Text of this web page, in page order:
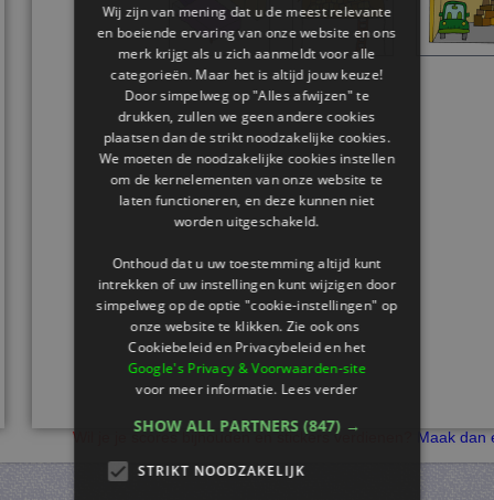
Wil je je scores bijhouden en stickers verdienen? Maak dan
Wij zijn van mening dat u de meest relevante
en boeiende ervaring van onze website en ons
merk krijgt als u zich aanmeldt voor alle
categorieën. Maar het is altijd jouw keuze!
Door simpelweg op "Alles afwijzen" te
drukken, zullen we geen andere cookies
plaatsen dan de strikt noodzakelijke cookies.
We moeten de noodzakelijke cookies instellen
om de kernelementen van onze website te
laten functioneren, en deze kunnen niet
worden uitgeschakeld.
Onthoud dat u uw toestemming altijd kunt
intrekken of uw instellingen kunt wijzigen door
simpelweg op de optie "cookie-instellingen" op
onze website te klikken. Zie ook ons ​​
Cookiebeleid en Privacybeleid en het
Google's Privacy & Voorwaarden-site
voor meer informatie.Lees verder
SHOW ALL PARTNERS (847) →
STRIKT NOODZAKELIJK